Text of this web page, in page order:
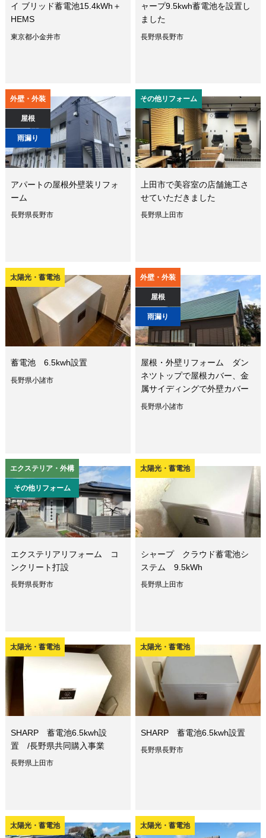
イ ブリッド蓄電池15.4kWh＋
HEMS
東京都小金井市
ャープ9.5kwh蓄電池を設置し
ました
長野県長野市
外壁・外装
屋根
雨漏り
アパートの屋根外壁装リフォ
ーム
長野県長野市
その他リフォーム
上田市で美容室の店舗施工さ
せていただきました
長野県上田市
太陽光・蓄電池
蓄電池 6.5kwh設置
長野県小諸市
外壁・外装
屋根
雨漏り
屋根・外壁リフォーム ダン
ネツトップで屋根カバー、金
属サイディングで外壁カバー
長野県小諸市
エクステリア・外構
その他リフォーム
エクステリアリフォーム コ
ンクリート打設
長野県長野市
太陽光・蓄電池
シャープ クラウド蓄電池シ
ステム 9.5kWh
長野県上田市
太陽光・蓄電池
SHARP 蓄電池6.5kwh設
置 /長野県共同購入事業
長野県上田市
太陽光・蓄電池
SHARP 蓄電池6.5kwh設置
長野県長野市
太陽光・蓄電池 太陽光・蓄電池